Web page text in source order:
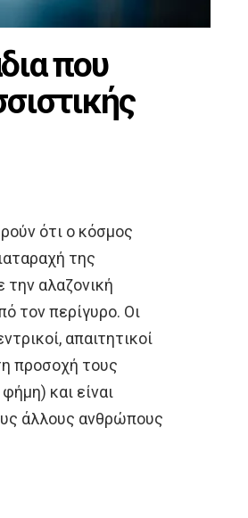
που
ότι ο κόσμος
της
την αλαζονική
τον περίγυρο. Οι
απαιτητικοί
προσοχή τους
και είναι
άλλους ανθρώπους